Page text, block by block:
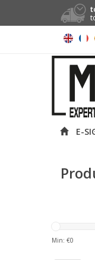
E-
Min: €0